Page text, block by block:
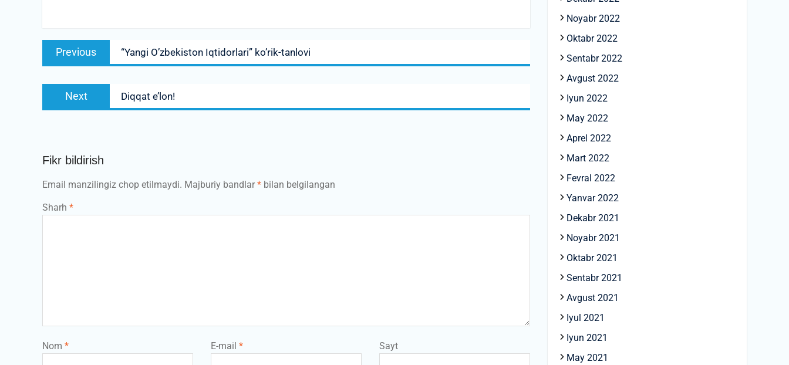
Post
menyusi
Previous
Previous
post:
“Yangi O’zbekiston Iqtidorlari” ko’rik-tanlovi
Next
Next
post:
Diqqat e’lon!
Fikr bildirish
Email manzilingiz chop etilmaydi. Majburiy bandlar* bilan belgilangan
Sharh *
Nom * E-mail * Sayt
Noyabr 2022
Oktabr 2022
Sentabr 2022
Avgust 2022
Iyun 2022
May 2022
Aprel 2022
Mart 2022
Fevral 2022
Yanvar 2022
Dekabr 2021
Noyabr 2021
Oktabr 2021
Sentabr 2021
Avgust 2021
Iyul 2021
Iyun 2021
May 2021